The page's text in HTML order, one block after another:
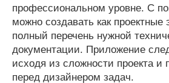
профессиональном уровне. С
можно создавать как проектные
полный перечень нужной
документации. Приложение
исходя из сложности проекта и
перед дизайнером задач.